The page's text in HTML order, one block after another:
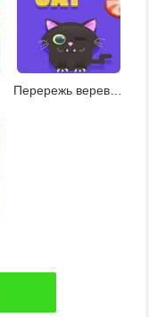
Перережь веревку и накорми кота 2